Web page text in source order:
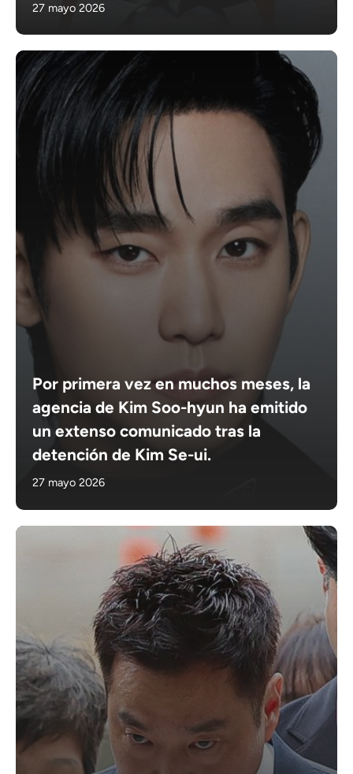
27 mayo 2026
Por primera vez en muchos meses, la
agencia de Kim Soo-hyun ha emitido
un extenso comunicado tras la
detención de Kim Se-ui.
27 mayo 2026